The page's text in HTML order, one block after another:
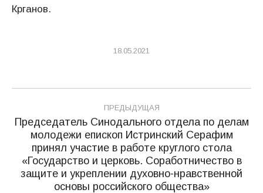
Крганов.
18.05.2021
Навигация
по
записям
ПРЕДЫДУЩАЯ
Предыдущая
запись:
Председатель Синодального отдела по делам
молодежи епископ Истринский Серафим
принял участие в работе круглого стола
«Государство и церковь. Соработничество в
защите и укреплении духовно-нравственной
основы российского общества»